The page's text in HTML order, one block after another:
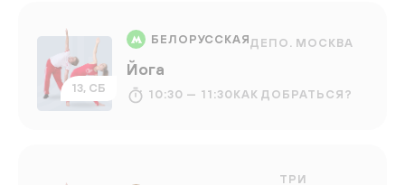
13, СБ
БЕЛОРУССКАЯДЕПО. МОСКВА
Йога
10:30 — 11:30КАК ДОБРАТЬСЯ?
ТРИ